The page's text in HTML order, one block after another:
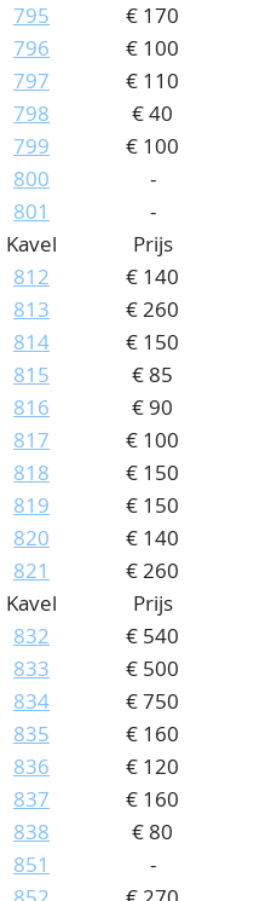
795
€ 170
796
€ 100
797
€ 110
798
€ 40
799
€ 100
800
-
801
-
Kavel
Prijs
812
€ 140
813
€ 260
814
€ 150
815
€ 85
816
€ 90
817
€ 100
818
€ 150
819
€ 150
820
€ 140
821
€ 260
Kavel
Prijs
832
€ 540
833
€ 500
834
€ 750
835
€ 160
836
€ 120
837
€ 160
838
€ 80
851
-